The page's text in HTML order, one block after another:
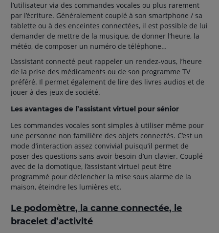
l’utilisateur via des commandes vocales ou plus rarement
par l’écriture. Généralement couplé à son smartphone / sa
tablette ou à des enceintes connectées, il est possible de lui
demander de mettre de la musique, de donner l’heure, la
météo, de composer un numéro de téléphone…
L’assistant connecté peut rappeler un rendez-vous, l’heure
de la prise des médicaments ou de son programme TV
préféré. Il permet également de lire des livres audios et de
jouer à des jeux de société.
Les avantages de l’assistant virtuel pour sénior
Les commandes vocales sont simples à utiliser même pour
une personne non familière des objets connectés. C’est un
mode d’interaction assez convivial puisqu’il permet de
poser des questions sans avoir besoin d’un clavier. Couplé
avec de la domotique, l’assistant virtuel peut être
programmé pour déclencher la mise sous alarme de la
maison, éteindre les lumières etc.
Le podomètre, la canne connectée, le
bracelet d’activité